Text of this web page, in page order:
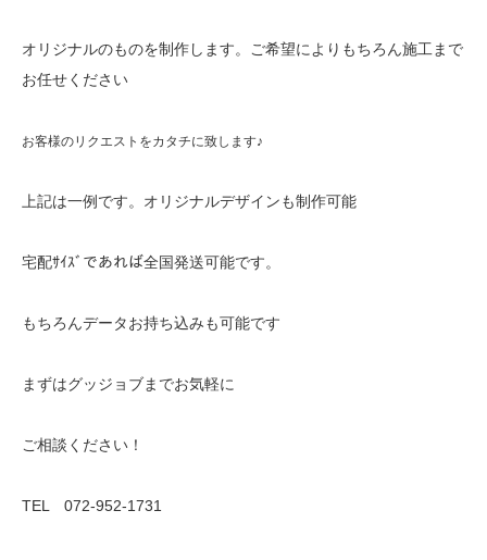
オリジナルのものを制作します。ご希望によりもちろん施工まで
お任せください
お客様のリクエストをカタチに致します♪
上記は一例です。オリジナルデザインも制作可能
宅配ｻｲｽﾞであれば全国発送可能です。
もちろんデータお持ち込みも可能です
まずはグッジョブまでお気軽に
ご相談ください！
TEL 072-952-1731